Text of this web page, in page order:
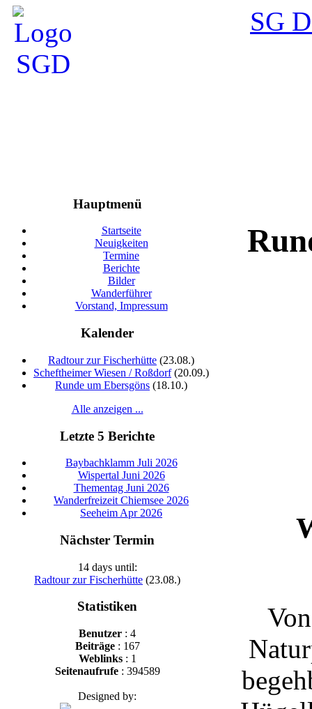
SG
Hauptmenü
Startseite
Neuigkeiten
Termine
Berichte
Bilder
Wanderführer
Vorstand, Impressum
Kalender
Radtour zur Fischerhütte (23.08.)
Scheftheimer Wiesen / Roßdorf(20.09.)
Runde um Ebersgöns (18.10.)
Alle anzeigen ...
Letzte 5 Berichte
Baybachklamm Juli 2026
Wispertal Juni 2026
Thementag Juni 2026
Wanderfreizeit Chiemsee 2026
Seeheim Apr 2026
Nächster Termin
14 days until:
Radtour zur Fischerhütte (23.08.)
Statistiken
Benutzer : 4
Beiträge: 167
Weblinks: 1
Seitenaufrufe: 394589
Designed by: